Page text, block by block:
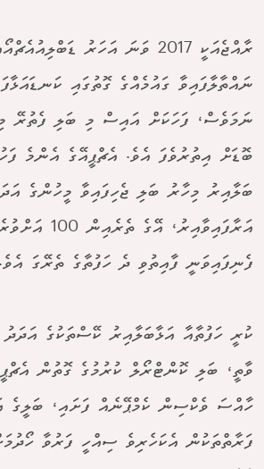
ރާއްޖެއަކީ 2017 ވަނަ އަހަރު
ނައްތާލާފައިވާ ގައުމެއްގެ ގޮތުގައި
ނަމަވެސް، ފަހަކަށް އައިސް މި ބަލި ފެތުރޭ
ބޮޑަށް އިތުރުވެފަ އެވެ. އެޗްޕީއޭގެ އެންމެ
އަރާފައިވާއިރު،
ފެނިފައިވަނީ ފާއިތުވި ދެ ހަފުތާގެ ތެރޭގަ އެވެ.
ކުރީ ހަފުތާއާ އަޅާބަލާއިރު ކޭސްތަކުގެ
ވާތީ، ބަލި ކޮންޓްރޯލް ކުރުމުގެ ގޮތުން
ހާއްސަ ވެކްސިން ކެމްޕޭނެއް ފަށައި، ބަލީގެ
ފަރާތްތަކުން އެކަހެރިވެ ސިއްހީ ފަރުވާ